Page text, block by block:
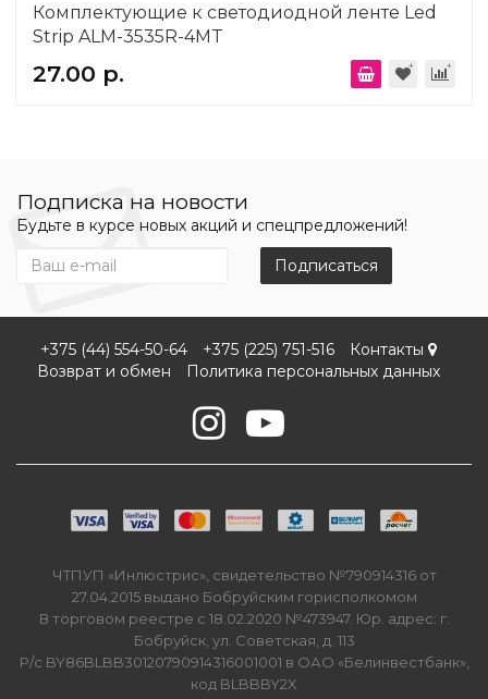
Комплектующие к светодиодной ленте Led
Strip ALM-3535R-4MT
27.00 р.
Подписка на новости
Будьте в курсе новых акций и спецпредложений!
Подписаться
+375 (44) 554-50-64 +375 (225) 751-516
Контакты
Возврат и обмен
Политика персональных данных
ЧТПУП «Инлюстрис», свидетельство №790914316 от
27.04.2015 выдано Бобруйским горисполкомом
В торговом реестре с 18.02.2020 №473947. Юр. адрес: г.
Бобруйск, ул. Советская, д. 113
Р/с BY86BLBB30120790914316001001 в ОАО «Белинвестбанк»,
код BLBBBY2X